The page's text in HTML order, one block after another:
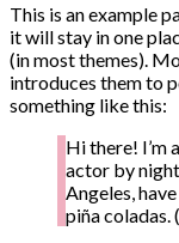
This is an example
it will stay in one
(in most themes).
introduces them to
something like this:
Hi there! I’m
actor by
Angeles,
piña coladas.